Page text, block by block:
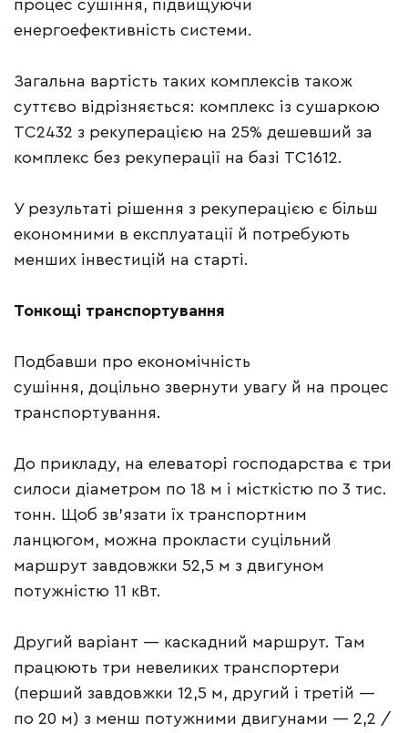
процес сушіння, підвищуючи
енергоефективність системи.
Загальна вартість таких комплексів також
суттєво відрізняється: комплекс із сушаркою
TC2432 з рекуперацією на 25% дешевший за
комплекс без рекуперації на базі TC1612.
У результаті рішення з рекуперацією є більш
економними в експлуатації й потребують
менших інвестицій на старті.
Тонкощі транспортування
Подбавши про економічність
сушіння, доцільно звернути увагу й на процес
транспортування.
До прикладу, на елеваторі господарства є три
силоси діаметром по 18 м і місткістю по 3 тис.
тонн. Щоб зв’язати їх транспортним
ланцюгом, можна прокласти суцільний
маршрут завдовжки 52,5 м з двигуном
потужністю 11 кВт.
Другий варіант — каскадний маршрут. Там
працюють три невеликих транспортери
(перший завдовжки 12,5 м, другий і третій —
по 20 м) з менш потужними двигунами — 2,2 /